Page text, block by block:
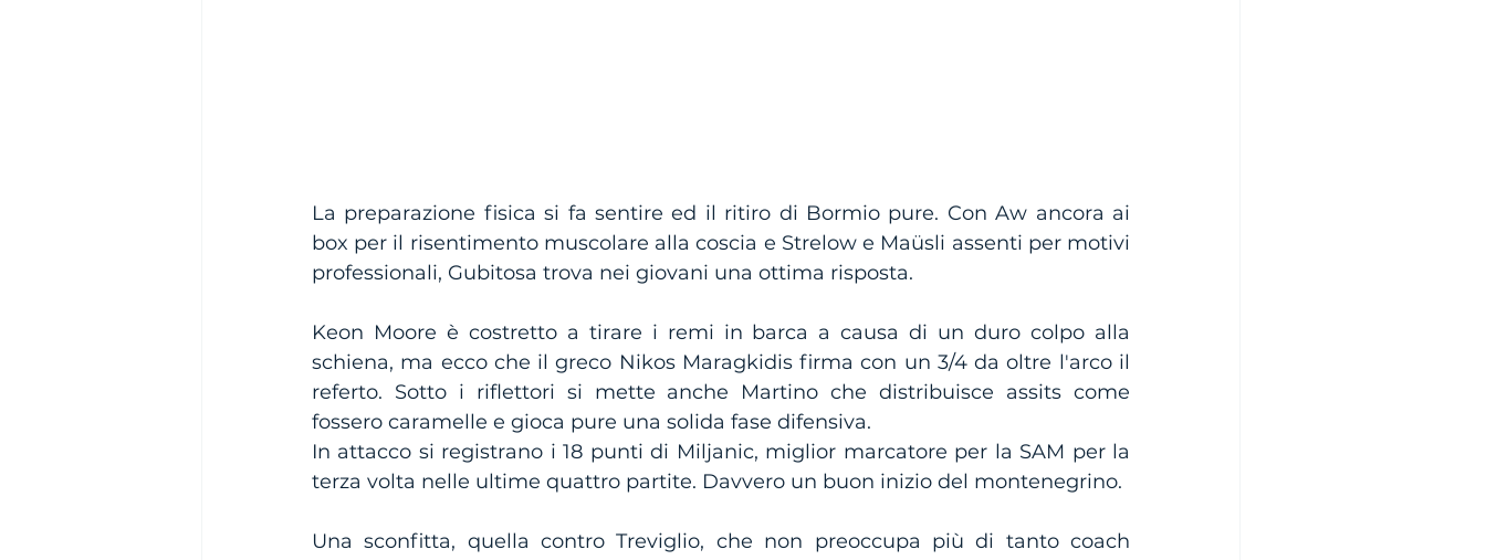
La preparazione fisica si fa sentire ed il ritiro di Bormio pure. Con Aw ancora ai
box per il risentimento muscolare alla coscia e Strelow e Maüsli assenti per motivi
professionali, Gubitosa trova nei giovani una ottima risposta.
Keon Moore è costretto a tirare i remi in barca a causa di un duro colpo alla
schiena, ma ecco che il greco Nikos Maragkidis firma con un 3/4 da oltre l'arco il
referto. Sotto i riflettori si mette anche Martino che distribuisce assits come
fossero caramelle e gioca pure una solida fase difensiva.
In attacco si registrano i 18 punti di Miljanic, miglior marcatore per la SAM per la
terza volta nelle ultime quattro partite. Davvero un buon inizio del montenegrino.
Una sconfitta, quella contro Treviglio, che non preoccupa più di tanto coach